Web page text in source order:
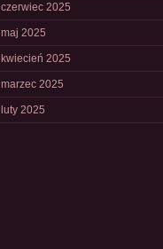
czerwiec 2025
maj 2025
kwiecień 2025
marzec 2025
luty 2025